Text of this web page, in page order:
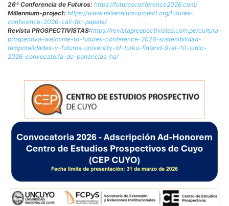
26ª Conferencia de Futuros: https://futuresconference2026.com/
Millennium-project: https://www.millennium-project.org/futures-
conference-2026-call-for-papers/
Revista PROSPECTIVISTAS:https://revistaprospectivistas.com.pe/cultura-
prospectiva-welcome-to-futures-conference-2026-sostenibilidad-
temporalidades-y-futuros-university-of-turku-finland-9-al-10-junio-
2026-convocatoria-de-ponencias-ha/